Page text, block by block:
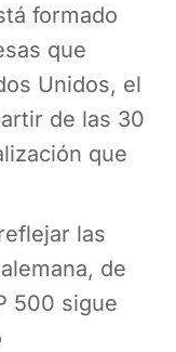
formado
que
Unidos, el
de las 30
que
las
de
500 sigue